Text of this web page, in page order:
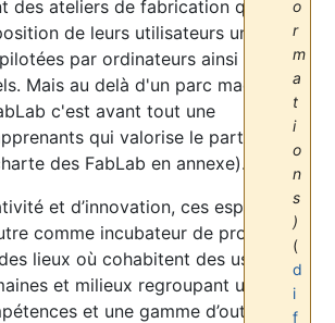
o
r
m
a
t
i
o
n
s
)
(
d
i
f
des ateliers de fabrication qui
de leurs utilisateurs un parc
par ordinateurs ainsi que des
Mais au delà d'un parc machine
c'est avant tout une
qui valorise le partage des
des FabLab en annexe).
et d’innovation, ces espaces
comme incubateur de projets
lieux où cohabitent des usagers
et milieux regroupant une
et une gamme d’outils qui